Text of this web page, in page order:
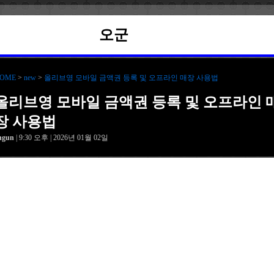
오군
> new > 올리브영 모바일 금액권 등록 및 오프라인 매장 사용법
리브영 모바일 금액권 등록 및 오프라인
사용법
| 9:30 오후 | 2026년 01월 02일